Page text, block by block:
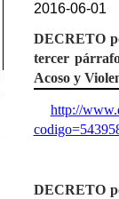
2016-06-01
DECRETO
tercer
Acoso y
http://
DECRETO